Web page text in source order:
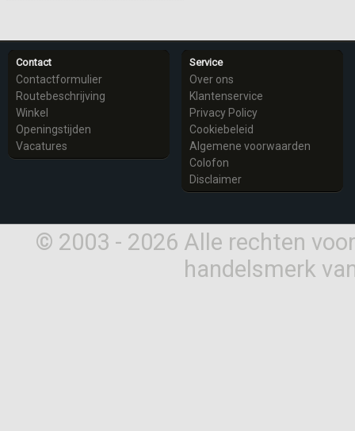
Contact
Contactformulier
Routebeschrijving
Winkel
Openingstijden
Vacatures
Service
Over ons
Klantenservice
Privacy Policy
Cookiebeleid
Algemene voorwaarden
Colofon
Disclaimer
© 2003 - 2026 Alle rechten
handelsmerk